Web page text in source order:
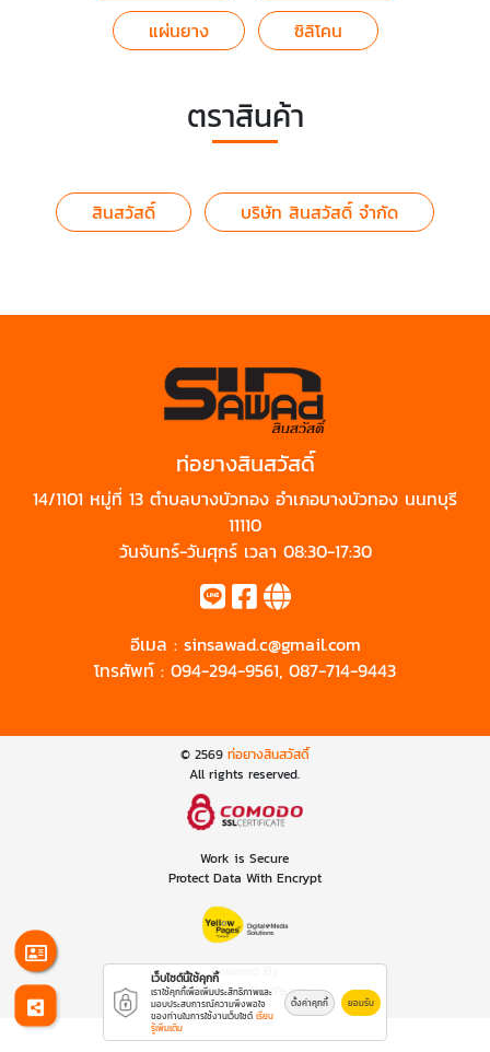
แผ่นยาง
ซิลิโคน
ตราสินค้า
สินสวัสดิ์ บริษัท สินสวัสดิ์ จำกัด
ท่อยางสินสวัสดิ์
14/1101 หมู่ที่ 13 ตำบลบางบัวทอง อำเภอบางบัวทอง นนทบุรี
11110
วันจันทร์-วันศุกร์ เวลา 08:30-17:30
อีเมล : sinsawad.c@gmail.com
โทรศัพท์ : 094-294-9561, 087-714-9443
© 2569 ท่อยางสินสวัสดิ์
All rights reserved.
Work is Secure
Protect Data With Encrypt
Powered By
Thailand YellowPages
เว็บไซต์นี้ใช้คุกกี้
เราใช้คุกกี้เพื่อเพิ่มประสิทธิภาพและ
มอบประสบการณ์ความพึงพอใจ
ของท่านในการใช้งานเว็บไซต์ เรียน
รู้เพิ่มเติม
ตั้งค่าคุกกี้ ยอมรับ